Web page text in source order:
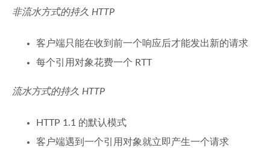
非流水方式的持久 HTTP
客户端只能在收到前一个响应后才能发出新的请求
每个引用对象花费一个 RTT
流水方式的持久 HTTP
HTTP 1.1 的默认模式
客户端遇到一个引用对象就立即产生一个请求